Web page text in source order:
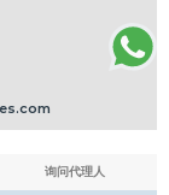
询问代理人